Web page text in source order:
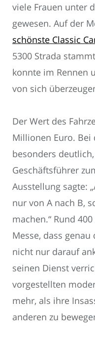
viele Frauen unter
gewesen. Auf der
schönste Classic
5300 Strada
konnte im Rennen
von sich
Der Wert des
Millionen Euro.
besonders
Geschäftsführer
Ausstellung sagte:
nur von A nach B,
machen.“ Rund
Messe, dass
nicht nur darauf
seinen Dienst
vorgestellten
mehr, als ihre
anderen zu